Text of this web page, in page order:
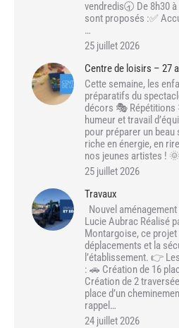
vendredis🕣 De 8h30 à
sont proposés :✅
…
25 juillet 2026
Centre de loisirs – 27
Cette semaine, les
préparatifs du
décors 🎭 Répétitions
humeur et travail
pour préparer un beau
riche en énergie, en
nos jeunes artistes ! 🌞
25 juillet 2026
Travaux
Nouvel
Lucie Aubrac Réalisé
Montargoise, ce
déplacements et la
l’établissement. 👉
: 🚗 Création de 16
Création de 2
place d’un
rappel…
24 juillet 2026